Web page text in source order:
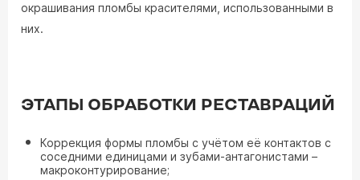
окрашивания пломбы красителями, использованными в
них.
ЭТАПЫ ОБРАБОТКИ РЕСТАВРАЦИЙ
Коррекция формы пломбы с учётом её контактов с
соседними единицами и зубами-антагонистами –
макроконтурирование;